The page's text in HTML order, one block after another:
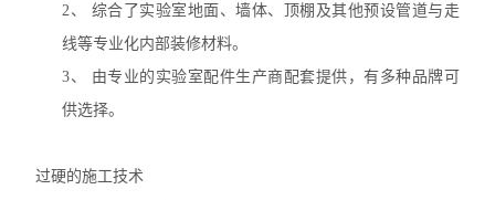
2、 综合了实验室地面、墙体、顶棚及其他预设管道与走
线等专业化内部装修材料。
3、 由专业的实验室配件生产商配套提供，有多种品牌可
供选择。
过硬的施工技术